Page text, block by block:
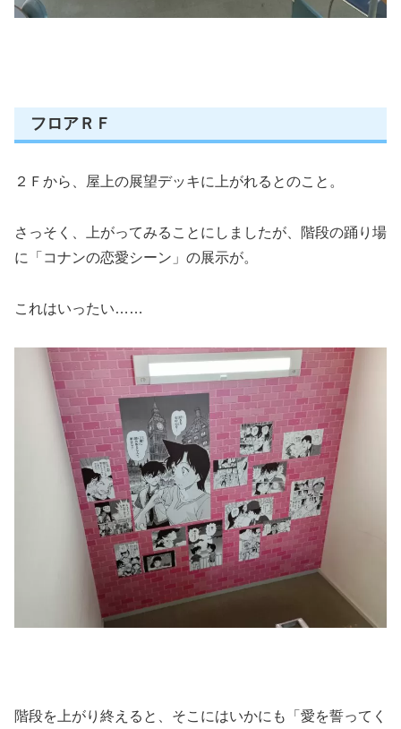
フロアＲＦ
２Ｆから、屋上の展望デッキに上がれるとのこと。
さっそく、上がってみることにしましたが、階段の踊り場
に「コナンの恋愛シーン」の展示が。
これはいったい……
階段を上がり終えると、そこにはいかにも「愛を誓ってく